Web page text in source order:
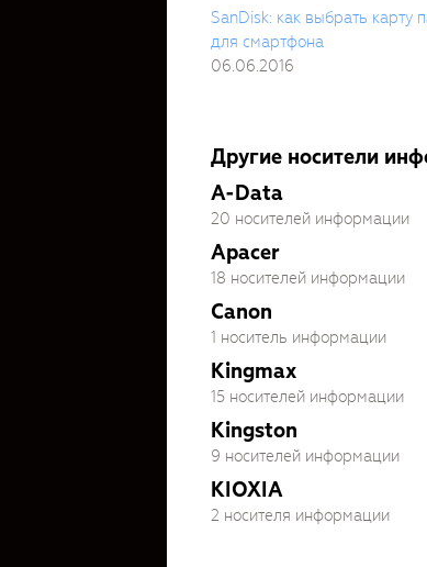
SanDisk: как выбрать карту
для смартфона
06.06.2016
Другие носители
A-Data
20 носителей информации
Apacer
18 носителей информации
Canon
1 носитель информации
Kingmax
15 носителей информации
Kingston
9 носителей информации
KIOXIA
2 носителя информации